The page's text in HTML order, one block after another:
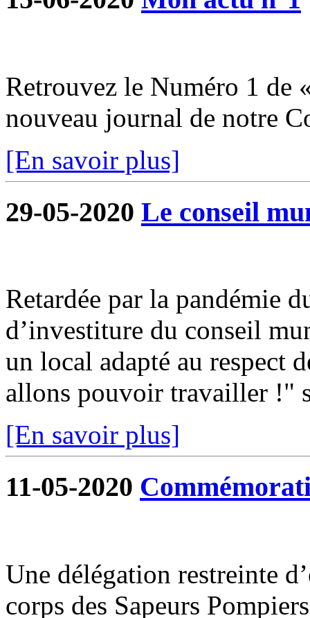
Retrouvez le Numéro 1 de
nouveau journal de notre
[En savoir plus]
29-05-2020 Le conseil
Retardée par la pandémie
d’investiture du conseil
un local adapté au respect
allons pouvoir travailler !"
[En savoir plus]
11-05-2020
Une délégation restreinte
corps des Sapeurs